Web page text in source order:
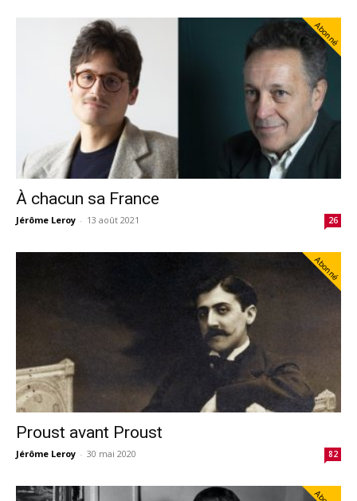
Abonné
À chacun sa France
Jérôme Leroy - 13 août 2021 26
Abonné
Proust avant Proust
Jérôme Leroy - 30 mai 2020 82